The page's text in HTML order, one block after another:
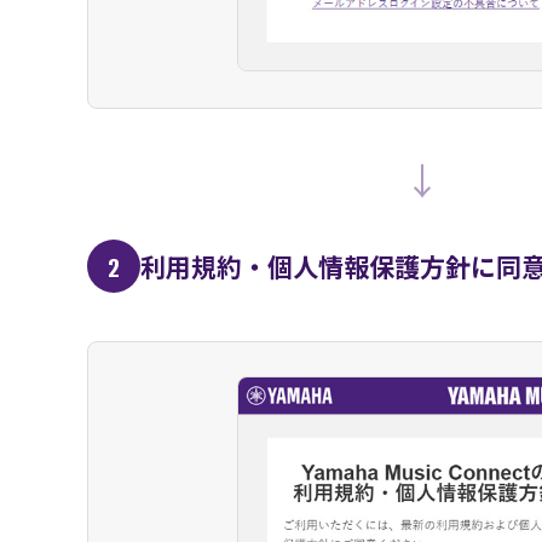
↓
2 利用規約・個人情報保護方針に同